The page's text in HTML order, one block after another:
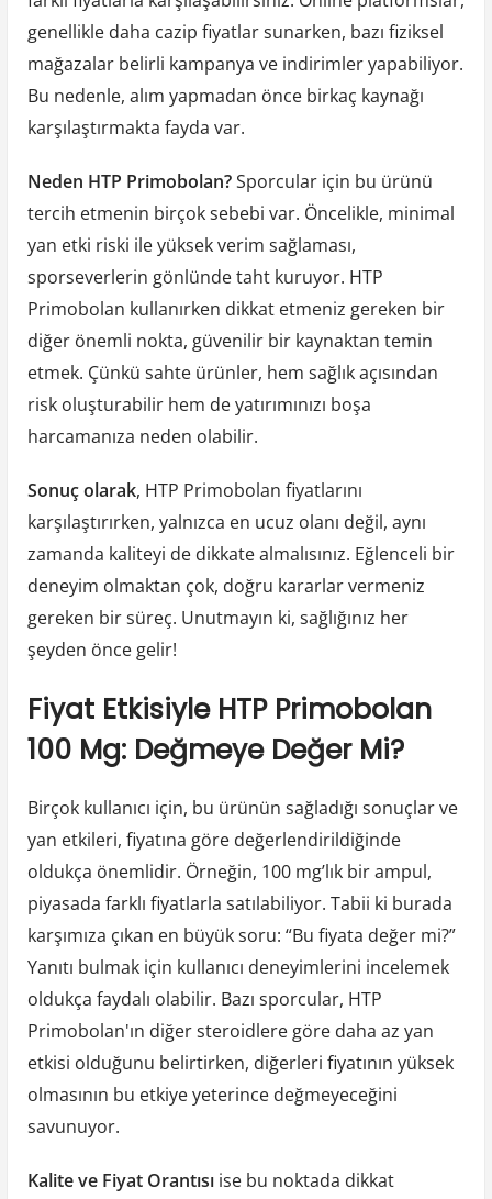
genellikle daha cazip fiyatlar sunarken, bazı fiziksel
mağazalar belirli kampanya ve indirimler yapabiliyor.
Bu nedenle, alım yapmadan önce birkaç kaynağı
karşılaştırmakta fayda var.
Neden HTP Primobolan?Sporcular için bu ürünü
tercih etmenin birçok sebebi var. Öncelikle, minimal
yan etki riski ile yüksek verim sağlaması,
sporseverlerin gönlünde taht kuruyor. HTP
Primobolan kullanırken dikkat etmeniz gereken bir
diğer önemli nokta, güvenilir bir kaynaktan temin
etmek. Çünkü sahte ürünler, hem sağlık açısından
risk oluşturabilir hem de yatırımınızı boşa
harcamanıza neden olabilir.
Sonuç olarak, HTP Primobolan fiyatlarını
karşılaştırırken, yalnızca en ucuz olanı değil, aynı
zamanda kaliteyi de dikkate almalısınız. Eğlenceli bir
deneyim olmaktan çok, doğru kararlar vermeniz
gereken bir süreç. Unutmayın ki, sağlığınız her
şeyden önce gelir!
Fiyat Etkisiyle HTP Primobolan
100 Mg: Değmeye Değer Mi?
Birçok kullanıcı için, bu ürünün sağladığı sonuçlar ve
yan etkileri, fiyatına göre değerlendirildiğinde
oldukça önemlidir. Örneğin, 100 mg’lık bir ampul,
piyasada farklı fiyatlarla satılabiliyor. Tabii ki burada
karşımıza çıkan en büyük soru: “Bu fiyata değer mi?”
Yanıtı bulmak için kullanıcı deneyimlerini incelemek
oldukça faydalı olabilir. Bazı sporcular, HTP
Primobolan'ın diğer steroidlere göre daha az yan
etkisi olduğunu belirtirken, diğerleri fiyatının yüksek
olmasının bu etkiye yeterince değmeyeceğini
savunuyor.
Kalite ve Fiyat Orantısıise bu noktada dikkat